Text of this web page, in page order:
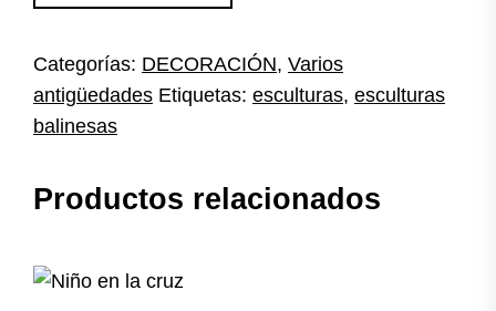
Categorías: DECORACIÓN, Varios
antigüedades Etiquetas: esculturas, esculturas
balinesas
Productos relacionados